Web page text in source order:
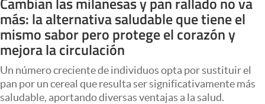
Columnistas
Otras secciones
Apertura
Infotechnology
más: la alternativa saludable que tiene el
mismo sabor pero protege el corazón y
mejora la circulación
Un número creciente de individuos opta por sustituir el
pan por un cereal que resulta ser significativamente más
saludable, aportando diversas ventajas a la salud.